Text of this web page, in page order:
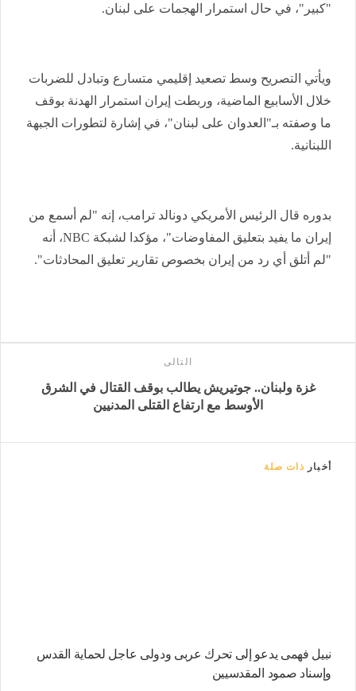
"كبير"، في حال استمرار الهجمات على لبنان.
ويأتي التصريح وسط تصعيد إقليمي متسارع وتبادل للضربات
خلال الأسابيع الماضية، ️وربطت إيران استمرار الهدنة بوقف
ما وصفته بـ"العدوان على لبنان"، في إشارة لتطورات الجبهة
اللبنانية.
بدوره قال الرئيس الأمريكي دونالد ترامب، إنه "لم أسمع من
إيران ما يفيد بتعليق المفاوضات"، مؤكدا لشبكة NBC، أنه
"لم أتلق أي رد من إيران بخصوص تقارير تعليق المحادثات".
التالى
غزة ولبنان.. جوتيريش يطالب بوقف القتال في الشرق
الأوسط مع ارتفاع القتلى المدنيين
أخبار ذات صلة
نبيل فهمى يدعو إلى تحرك عربى ودولى عاجل لحماية القدس
وإسناد صمود المقدسيين